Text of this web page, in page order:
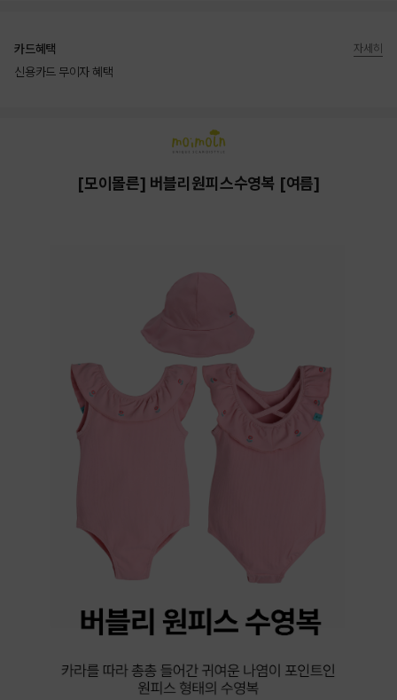
카드혜택
신용카드 무이자 혜택
자세히
[모이몰른] 버블리원피스수영복 [여름]